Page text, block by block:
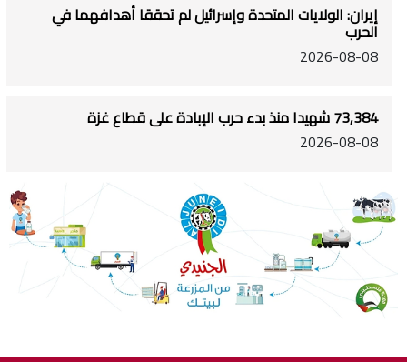
إيران: الولايات المتحدة وإسرائيل لم تحققا أهدافهما في
الحرب
2026-08-08
73,384 شهيدا منذ بدء حرب الإبادة على قطاع غزة
2026-08-08